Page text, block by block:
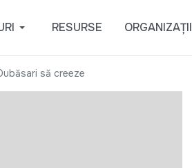
RESURSE ORGANIZAȚII
să creeze